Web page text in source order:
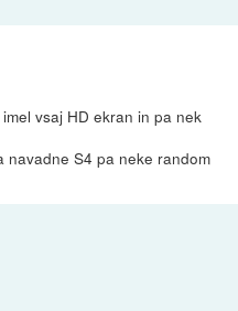
vsaj HD ekran in pa nek
navadne S4 pa neke random